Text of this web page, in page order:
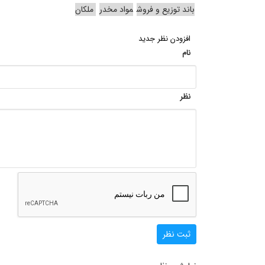
باند توزیع و فروش مواد مخدر ملکان
افزودن نظر جدید
نام
نظر
ثبت نظر